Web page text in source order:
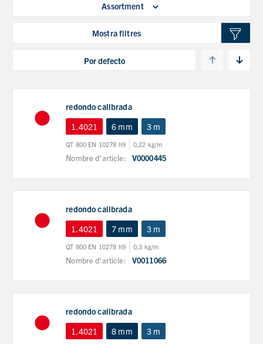
Assortment
Mostra filtres
redondo calibrada
1.4021
6 mm 3 m
QT 800 EN 10278 h9 0,22 kg/m
Nombre d'article: V0000445
redondo calibrada
1.4021
7 mm 3 m
QT 800 EN 10278 h9 0,3 kg/m
Nombre d'article: V0011066
redondo calibrada
1.4021
8 mm 3 m